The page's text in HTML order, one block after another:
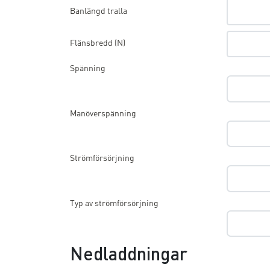
Banlängd tralla
Flänsbredd (N)
Spänning
Manöverspänning
Strömförsörjning
Typ av strömförsörjning
Nedladdningar